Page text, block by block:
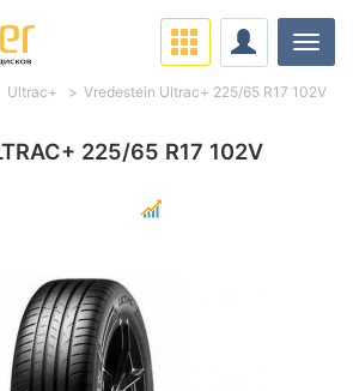
225/65 R17 102V
Ultrac+ Vredestein Ultrac+ 225/65 R17 102V